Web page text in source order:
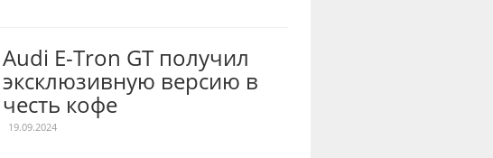
Audi E-Tron GT получил
эксклюзивную версию в
честь кофе
19.09.2024